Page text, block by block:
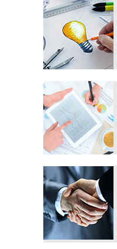
Afin
ukrainiens arrivés
FEUILLETER